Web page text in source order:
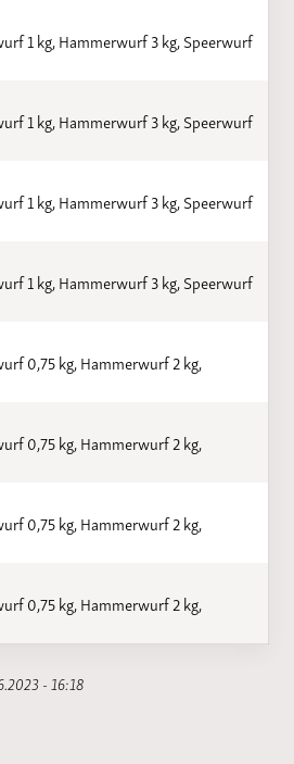
1 kg, Hammerwurf 3 kg, Speerwurf
1 kg, Hammerwurf 3 kg, Speerwurf
1 kg, Hammerwurf 3 kg, Speerwurf
1 kg, Hammerwurf 3 kg, Speerwurf
0,75 kg, Hammerwurf 2 kg,
0,75 kg, Hammerwurf 2 kg,
0,75 kg, Hammerwurf 2 kg,
0,75 kg, Hammerwurf 2 kg,
- 16:18